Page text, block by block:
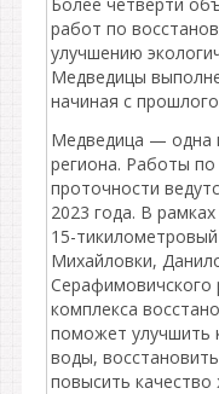
работ по
улучшению
Медведицы
начиная с
Медведица — одна
региона. Работы
проточности
2023 года. В
15-тикилометровый
Михайловки,
Серафимовичского
комплекса
поможет улучшить
воды,
повысить